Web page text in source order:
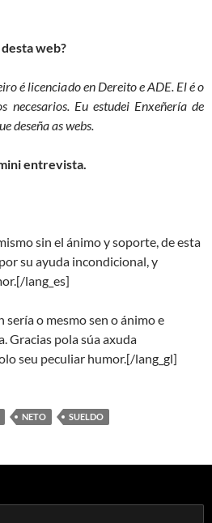
web?
é licenciado en Dereito e ADE. El é o
necesarios. Eu estudei Enxeñería de
deseña as webs.
entrevista.
sin el ánimo y soporte, de esta
su ayuda incondicional, y
lang_es]
sería o mesmo sen o ánimo e
Gracias pola súa axuda
seu peculiar humor.[/lang_gl]
NETO SUELDO